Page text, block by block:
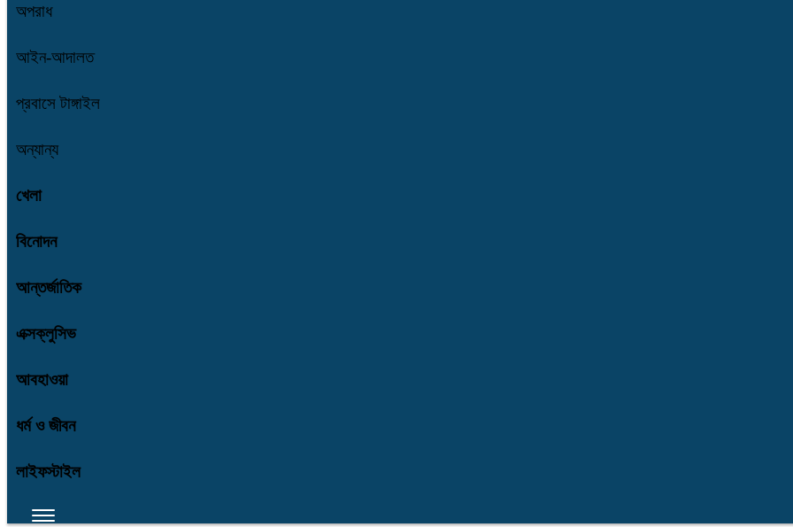
অপরাধ
আইন-আদালত
প্রবাসে টাঙ্গাইল
অন্যান্য
খেলা
বিনোদন
আন্তর্জাতিক
এক্সক্লুসিভ
আবহাওয়া
ধর্ম ও জীবন
লাইফস্টাইল